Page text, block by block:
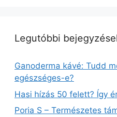
Legutóbbi
Ganoderma kávé: Tudd
egészséges-e?
Hasi hízás 50 felett? Így
Poria S – Természetes